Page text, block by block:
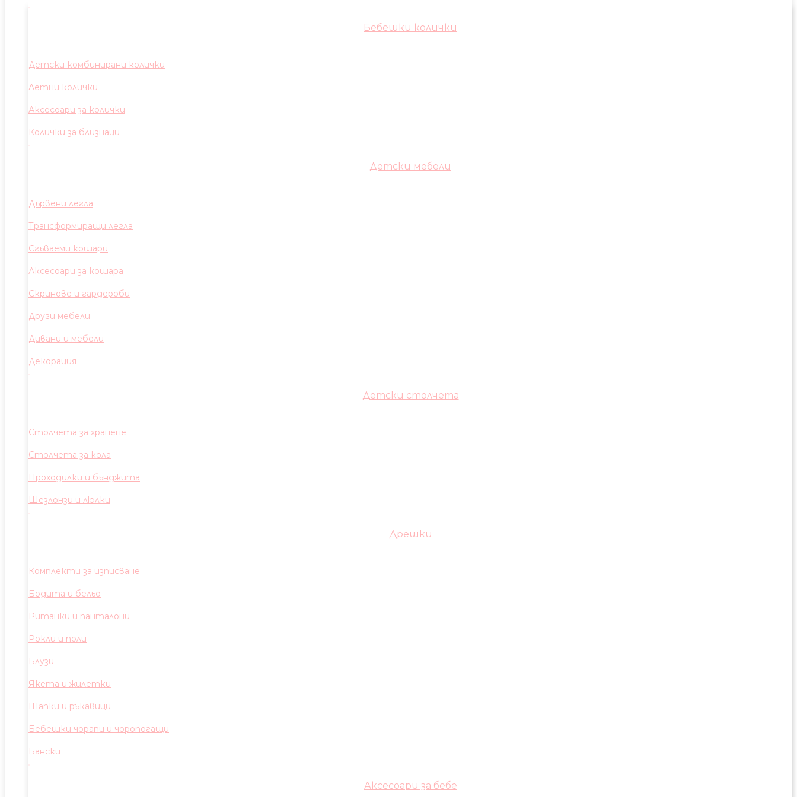
Бебешки колички
Детски комбинирани колички
Летни колички
Аксесоари за колички
Колички за близнаци
Детски мебели
Дървени легла
Трансформиращи легла
Сгъваеми кошари
Аксесоари за кошара
Скринове и гардероби
Други мебели
Дивани и мебели
Декорация
Детски столчета
Столчета за хранене
Столчета за кола
Проходилки и бънджита
Шезлонзи и люлки
Дрешки
Комплекти за изписване
Бодита и бельо
Ританки и панталони
Рокли и поли
Блузи
Якета и жилетки
Шапки и ръкавици
Бебешки чорапи и чоропогащи
Бански
Аксесоари за бебе